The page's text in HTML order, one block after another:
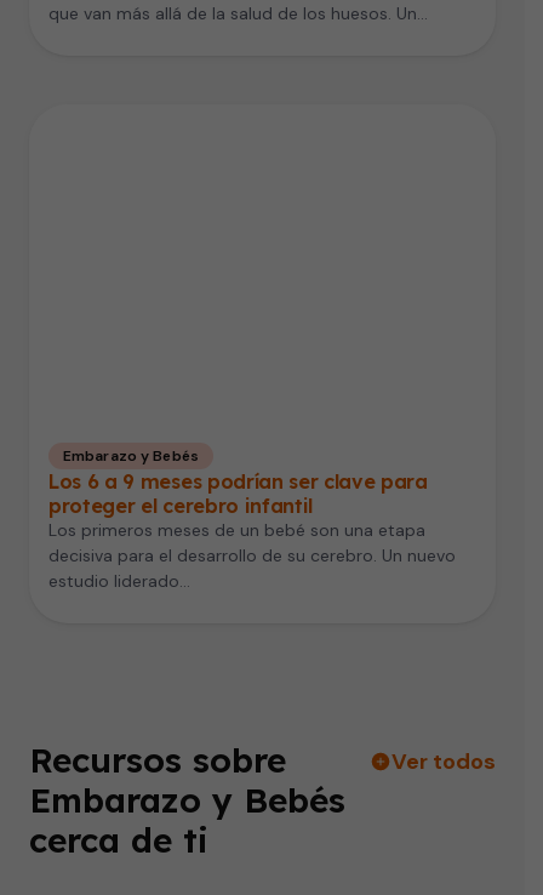
que van más allá de la salud de los huesos. Un…
Embarazo y Bebés
Los 6 a 9 meses podrían ser clave para
proteger el cerebro infantil
Los primeros meses de un bebé son una etapa
decisiva para el desarrollo de su cerebro. Un nuevo
estudio liderado…
Recursos sobre
Embarazo y Bebés
cerca de ti
Ver todos